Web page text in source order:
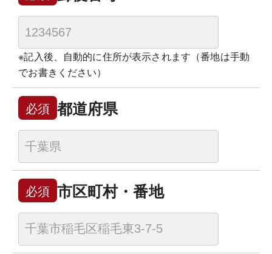
※記入後、自動的に住所が表示されます（番地は手動
でお書きください）
必須 都道府県
必須 市区町村・番地